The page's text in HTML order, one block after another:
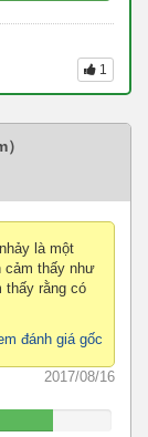
1
là một
cảm thấy như
thấy rằng có
đánh giá gốc
2017/08/16